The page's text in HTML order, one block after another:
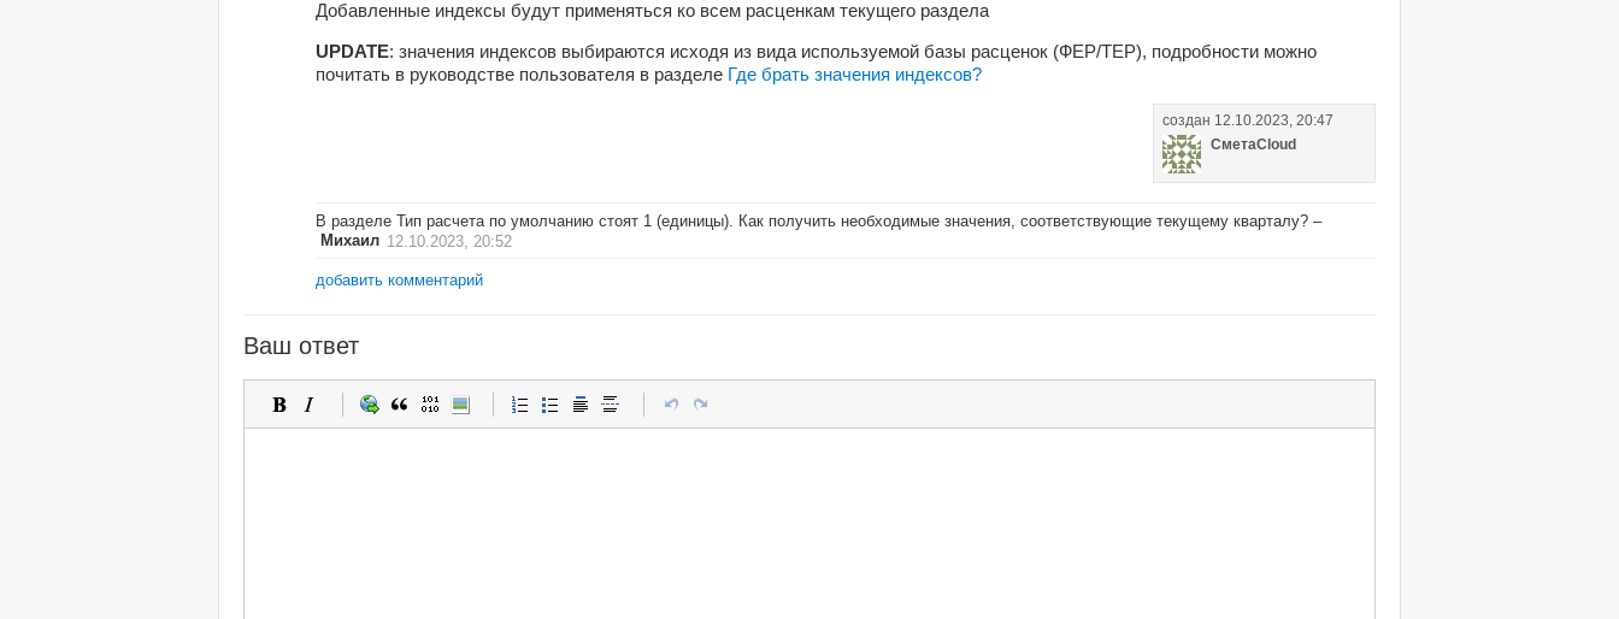
Добавленные индексы будут применяться ко всем расценкам текущего раздела
UPDATE: значения индексов выбираются исходя из вида используемой базы расценок (ФЕР/ТЕР), подробности можно
почитать в руководстве пользователя в разделе Где брать значения индексов?
создан 12.10.2023, 20:47
СметаCloud
В разделе Тип расчета по умолчанию стоят 1 (единицы). Как получить необходимые значения, соответствующие текущему кварталу? –
Михаил 12.10.2023, 20:52
добавить комментарий
Ваш ответ